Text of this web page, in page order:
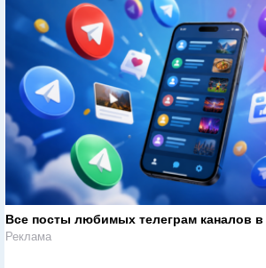
Все посты любимых телеграм каналов
Реклама